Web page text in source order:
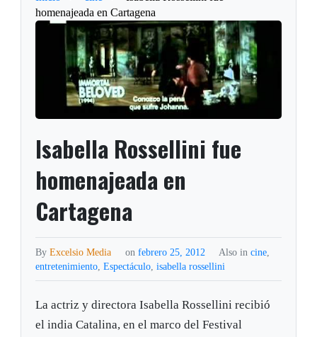
homenajeada en Cartagena
Isabella Rossellini fue
homenajeada en
Cartagena
ByExcelsio Media on febrero 25, 2012 Also in cine,
entretenimiento,Espectáculo,isabella rossellini
La actriz y directora Isabella Rossellini recibió
el india Catalina, en el marco del Festival